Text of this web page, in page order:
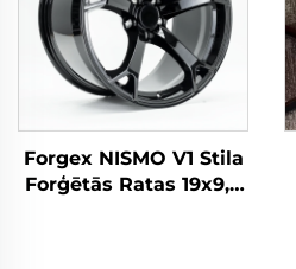
Forgex NISMO V1 Stila
Forģētās Ratas 19x9,5